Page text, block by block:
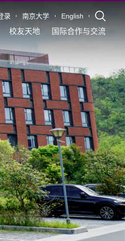
录 南京大学 English
校友天地 国际合作与交流